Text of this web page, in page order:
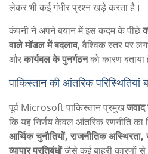
लेकर भी कई गंभीर प्रश्न खड़े करता है।
कंपनी ने अपने बयान में इस कदम के पीछे
वाले मॉडल में बदलाव, वैश्विक स्तर पर
औरकार्यबल के पुनर्गठनको कारण बताया
पाकिस्तान की आंतरिक परिस्थितियां
पूर्व Microsoft पाकिस्तान प्रमुखजवाद
कि यह निर्णय केवल आंतरिक रणनीति का
आर्थिक चुनौतियों, राजनीतिक
व्यापार प्रतिबंधोंजैसे कई बाहरी कारणों से